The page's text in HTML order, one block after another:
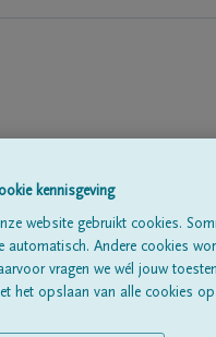
Geboren te
Overleden
kennisgeving
website gebruikt cookies.
automatisch. Andere cookies
vragen we wél jouw
het opslaan van alle cookies